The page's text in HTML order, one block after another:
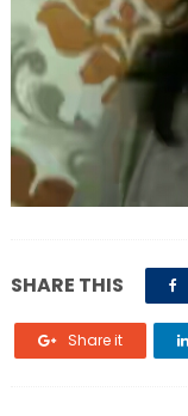
SHARE THIS
Share it